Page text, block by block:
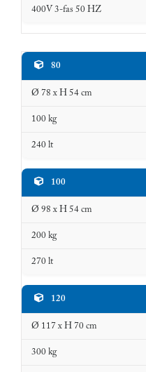
400V 3-fas 50 HZ
Modell
80
Ø 78 x H 54 cm
100 kg
240 lt
100
Ø 98 x H 54 cm
200 kg
270 lt
120
Ø 117 x H 70 cm
300 kg